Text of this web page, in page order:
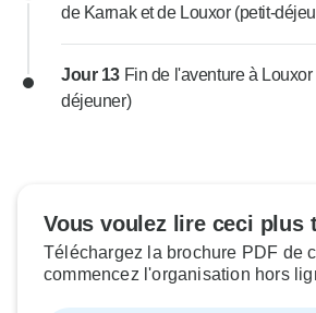
de Karnak et de Louxor (petit-
Jour 13 Fin de l'aventure à Louxor
déjeuner)
Vous voulez lire ceci plus
Téléchargez la brochure PDF de
commencez l'organisation hors